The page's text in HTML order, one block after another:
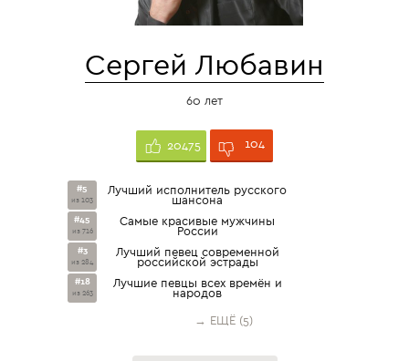
Сергей Любавин
60 лет
20475 104
#5
из 103
Лучший исполнитель русского
шансона
#45
из 716
Самые красивые мужчины
России
#3
из 284
Лучший певец современной
российской эстрады
#18
из 263
Лучшие певцы всех времён и
народов
→ ЕЩЁ (5)